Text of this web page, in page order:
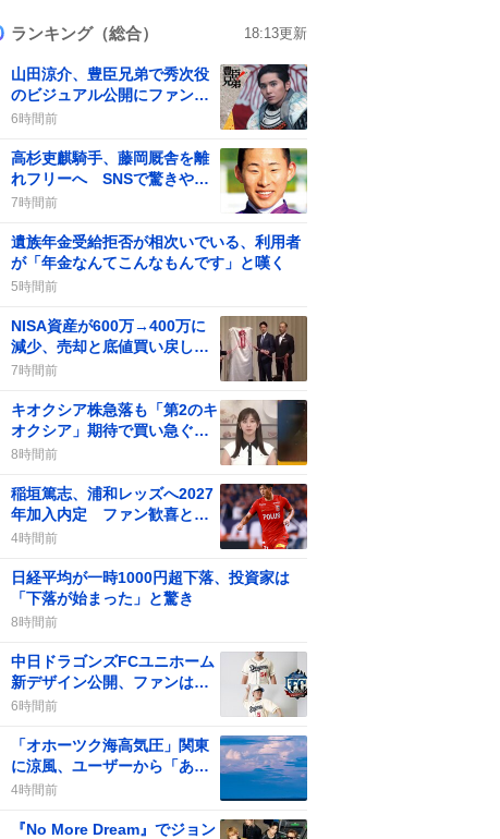
ランキング（総合） 18:13更新
山田涼介、豊臣兄弟で秀次役
のビジュアル公開にファン歓
喜が話題に
6時間前
高杉吏麒騎手、藤岡厩舎を離
れフリーへ SNSで驚きや残
念の声も見られる
7時間前
遺族年金受給拒否が相次いでいる、利用者
が「年金なんてこんなもんです」と嘆く
5時間前
NISA資産が600万→400万に
減少、売却と底値買い戻し議
論がSNSで拡散
7時間前
キオクシア株急落も「第2のキ
オクシア」期待で買い急ぐユ
ーザー続出
8時間前
稲垣篤志、浦和レッズへ2027
年加入内定 ファン歓喜と期
待感が高まる
4時間前
日経平均が一時1000円超下落、投資家は
「下落が始まった」と驚き
8時間前
中日ドラゴンズFCユニホーム
新デザイン公開、ファンは
「かわいい」「レトロ」など
6時間前
「オホーツク海高気圧」関東
に涼風、ユーザーから「あり
がとう」や「ずっといて」な
4時間前
『No More Dream』でジョン